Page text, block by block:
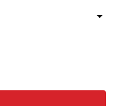
Total: R$ 106,56